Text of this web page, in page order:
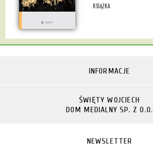
KSIĄŻKA
INFORMACJE
ŚWIĘTY WOJCIECH
DOM MEDIALNY SP. Z O.O.
NEWSLETTER